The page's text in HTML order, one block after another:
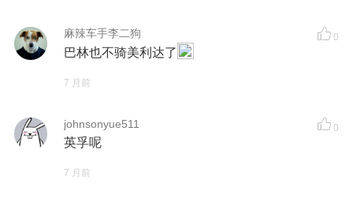
麻辣车手李二狗 0
巴林也不骑美利达了
7 月前
johnsonyue511 0
英孚呢
7 月前